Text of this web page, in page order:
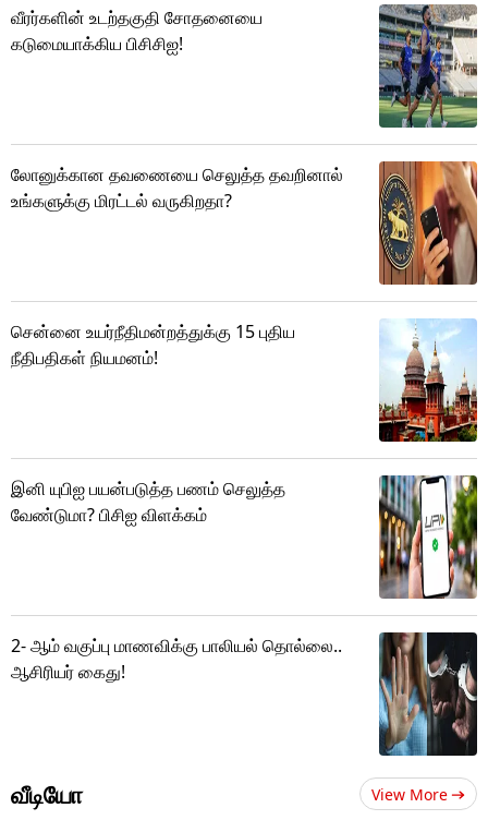
வீரர்களின் உடற்தகுதி சோதனையை
கடுமையாக்கிய பிசிசிஐ!
லோனுக்கான தவணையை செலுத்த தவறினால்
உங்களுக்கு மிரட்டல் வருகிறதா?
சென்னை உயர்நீதிமன்றத்துக்கு 15 புதிய
நீதிபதிகள் நியமனம்!
இனி யுபிஐ பயன்படுத்த பணம் செலுத்த
வேண்டுமா? பிசிஐ விளக்கம்
2- ஆம் வகுப்பு மாணவிக்கு பாலியல் தொல்லை..
ஆசிரியர் கைது!
வீடியோ View More